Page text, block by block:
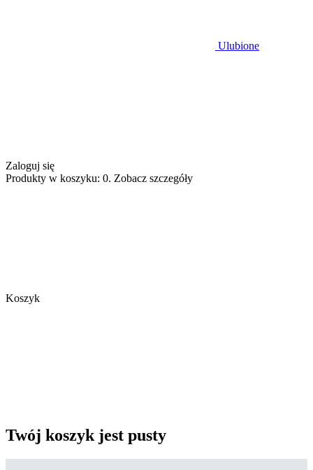
Ulubione
Zaloguj się
Produkty w koszyku: 0. Zobacz szczegóły
Koszyk
Twój koszyk jest pusty